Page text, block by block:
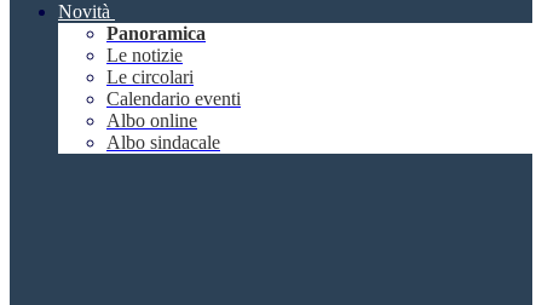
Novità
Panoramica
Le notizie
Le circolari
Calendario eventi
Albo online
Albo sindacale